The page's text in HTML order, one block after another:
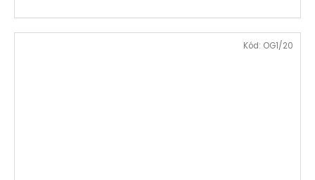
Kód: OG1/20